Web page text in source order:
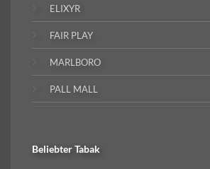
ELIXYR
FAIR PLAY
MARLBORO
PALL MALL
BeliebterTabak